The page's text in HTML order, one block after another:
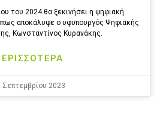
του 2024 θα ξεκινήσει η ψηφιακή
αποκάλυψε ο υφυπουργός Ψηφιακής
Κωνσταντίνος Κυρανάκης.
Σεπτεμβρίου 2023